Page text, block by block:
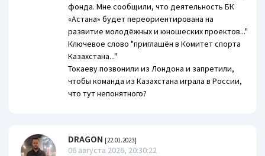
фонда. Мне сообщили, что деятельность БК
«Астана» будет переориентирована на
развитие молодёжных и юношеских проектов..."
Ключевое слово "приглашён в Комитет спорта
Казахстана..."
Токаеву позвонили из Лондона и запретили,
чтобы команда из Казахстана играла в России,
что тут непонятного?
DRAGON [22.01.2023]
06 августа 2026, 20:30:22